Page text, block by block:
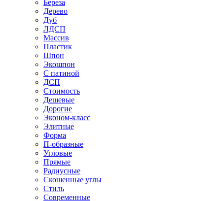
Береза
Дерево
Дуб
ЛДСП
Массив
Пластик
Шпон
Экошпон
С патиной
ДСП
Стоимость
Дешевые
Дорогие
Эконом-класс
Элитные
Форма
П-образные
Угловые
Прямые
Радиусные
Скошенные углы
Стиль
Современные